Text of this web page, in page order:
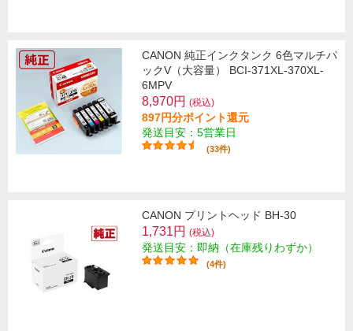
CANON 純正インクタンク 6色マルチパ
ックV（大容量） BCI-371XL-370XL-
6MPV
8,970円 (税込)
897円分ポイント還元
発送目安：5営業日
(33件)
CANON プリントヘッド BH-30
1,731円 (税込)
発送目安：即納（在庫残りわずか）
(4件)